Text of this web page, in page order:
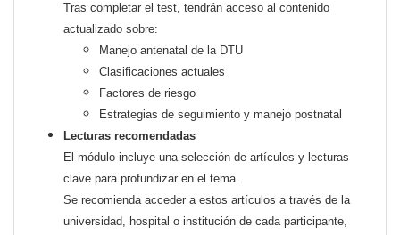
Tras completar el test, tendrán acceso al contenido
actualizado sobre:
Manejo antenatal de la DTU
Clasificaciones actuales
Factores de riesgo
Estrategias de seguimiento y manejo postnatal
Lecturas recomendadas
El módulo incluye una selección de artículos y lecturas
clave para profundizar en el tema.
Se recomienda acceder a estos artículos a través de la
universidad, hospital o institución de cada participante,